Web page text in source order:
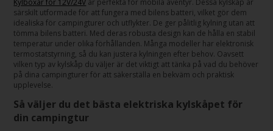
Kylboxar för 12V/24V är perfekta för mobila äventyr. Dessa kylskåp är
särskilt utformade för att fungera med bilens batteri, vilket gör dem
idealiska för campingturer och utflykter. De ger pålitlig kylning utan att
tömma bilens batteri. Med deras robusta design kan de hålla en stabil
temperatur under olika förhållanden. Många modeller har elektronisk
termostatstyrning, så du kan justera kylningen efter behov. Oavsett
vilken typ av kylskåp du väljer är det viktigt att tänka på vad du behöver
på dina campingturer för att säkerställa en bekväm och praktisk
upplevelse.
Så väljer du det bästa elektriska kylskåpet för
din campingtur